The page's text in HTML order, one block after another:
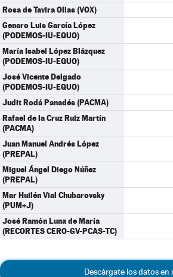
Rosa de Tavira Olias (VOX)
Genaro Luis García López
(PODEMOS-IU-EQUO)
María Isabel López Blázquez
(PODEMOS-IU-EQUO)
José Vicente Delgado
(PODEMOS-IU-EQUO)
Judit Rodá Panadés (PACMA)
Rafael de la Cruz Ruiz Martín
(PACMA)
Juan Manuel Andrés López
(PREPAL)
Miguel Ángel Diego Núñez
(PREPAL)
Mar Huilén Vial Chubarovsky
(PUM+J)
José Ramón Luna de María
(RECORTES CERO-GV-PCAS-TC)
Descárgate los datos en